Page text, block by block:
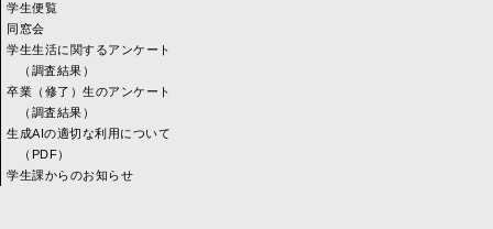
学生便覧
同窓会
学生生活に関するアンケート
（調査結果）
卒業（修了）生のアンケート
（調査結果）
生成AIの適切な利用について
（PDF）
学生課からのお知らせ